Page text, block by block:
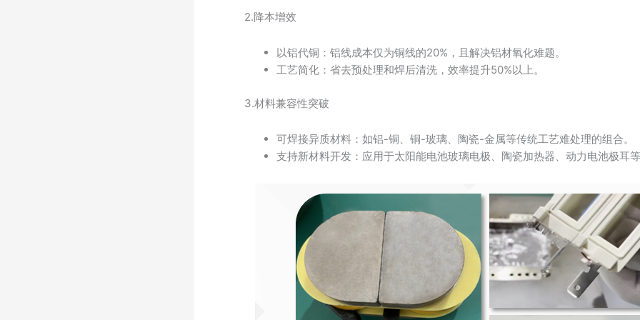
2.降本增效
以铝代铜：铝线成本仅为铜线的20%，且解决铝材氧化难题。
工艺简化：省去预处理和焊后清洗，效率提升50%以上。
3.材料兼容性突破
可焊接异质材料：如铝-铜、铜-玻璃、陶瓷-金属等传统工艺难处理的组合。
支持新材料开发：应用于太阳能电池玻璃电极、陶瓷加热器、动力电池极耳